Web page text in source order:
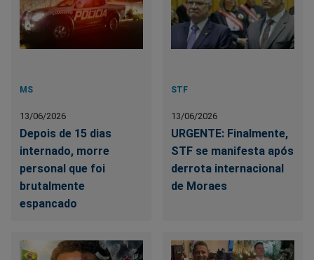
MS
13/06/2026
Depois de 15 dias
internado, morre
personal que foi
brutalmente
espancado
STF
13/06/2026
URGENTE: Finalmente,
STF se manifesta após
derrota internacional
de Moraes